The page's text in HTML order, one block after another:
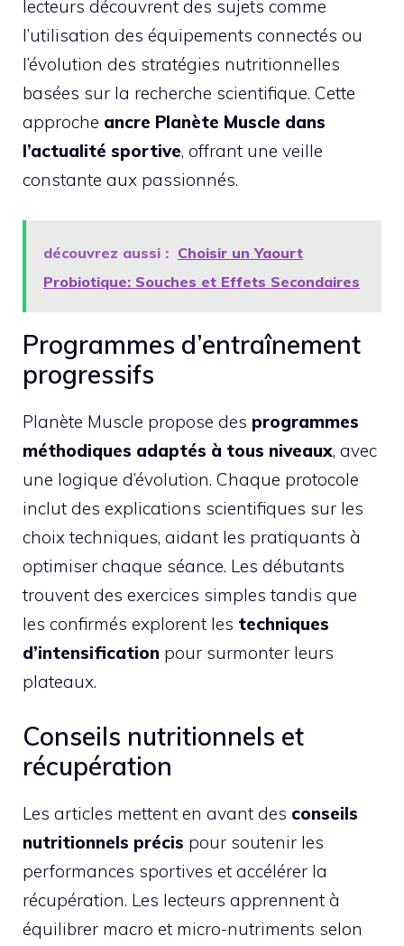
lecteurs découvrent des sujets comme
l’utilisation des équipements connectés ou
l’évolution des stratégies nutritionnelles
basées sur la recherche scientifique. Cette
approche ancre Planète Muscle dans
l’actualité sportive, offrant une veille
constante aux passionnés.
découvrez aussi : Choisir un Yaourt
Probiotique: Souches et Effets Secondaires
Programmes d’entraînement
progressifs
Planète Muscle propose des programmes
méthodiques adaptés à tous niveaux, avec
une logique d’évolution. Chaque protocole
inclut des explications scientifiques sur les
choix techniques, aidant les pratiquants à
optimiser chaque séance. Les débutants
trouvent des exercices simples tandis que
les confirmés explorent les techniques
d’intensification pour surmonter leurs
plateaux.
Conseils nutritionnels et
récupération
Les articles mettent en avant des conseils
nutritionnels précis pour soutenir les
performances sportives et accélérer la
récupération. Les lecteurs apprennent à
équilibrer macro et micro-nutriments selon